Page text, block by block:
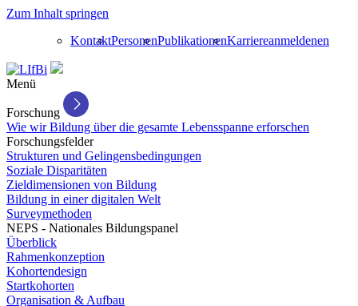
Zum Inhalt springen
KontaktPersonenPublikationenKarriereanmeldenen
Menü
Forschung
Wie wir Bildung über die gesamte Lebensspanne erforschen
Forschungsfelder
Strukturen und Gelingensbedingungen
Soziale Disparitäten
Zieldimensionen von Bildung
Bildung in einer digitalen Welt
Surveymethoden
NEPS - Nationales Bildungspanel
Überblick
Rahmenkonzeption
Kohortendesign
Startkohorten
Organisation & Aufbau